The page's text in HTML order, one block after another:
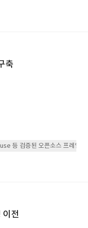
축
등 검증된 오픈소스 프레임워
이전